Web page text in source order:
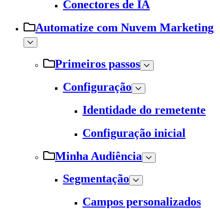
Conectores de IA
Automatize com Nuvem Marketing
Primeiros passos
Configuração
Identidade do remetente
Configuração inicial
Minha Audiência
Segmentação
Campos personalizados